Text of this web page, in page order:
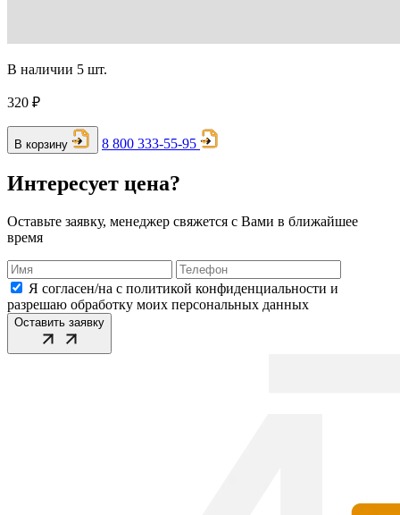
В наличии 5 шт.
320 ₽
В корзину 8 800 333-55-95
Интересует цена?
Оставьте заявку, менеджер свяжется с Вами в ближайшее
время
Я согласен/на с политикой конфиденциальности и
разрешаю обработку моих персональных данных
Оставить заявку